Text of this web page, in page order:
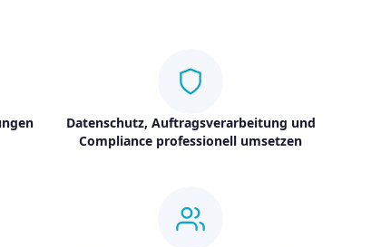
Datenschutz, Auftragsverarbeitung und
Compliance professionell umsetzen